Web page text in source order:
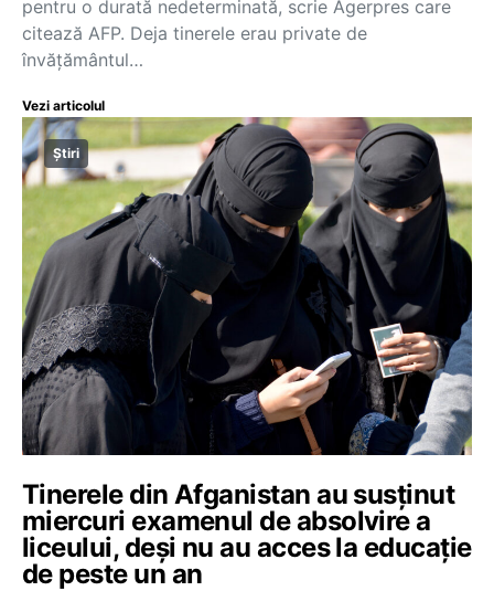
pentru o durată nedeterminată, scrie Agerpres care
citează AFP. Deja tinerele erau private de
învăţământul…
Vezi articolul
Știri
Tinerele din Afganistan au susținut
miercuri examenul de absolvire a
liceului, deși nu au acces la educație
de peste un an